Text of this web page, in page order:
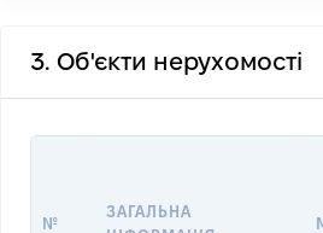
3. Об'єкти нерухомості
№
ЗАГАЛЬНА